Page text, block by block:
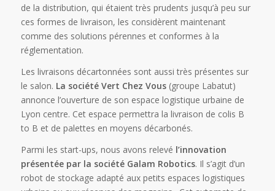
de la distribution, qui étaient très prudents jusqu’à peu sur
ces formes de livraison, les considèrent maintenant
comme des solutions pérennes et conformes à la
réglementation.
Les livraisons décartonnées sont aussi très présentes sur
le salon. La société Vert Chez Vous(groupe Labatut)
annonce l’ouverture de son espace logistique urbaine de
Lyon centre. Cet espace permettra la livraison de colis B
to B et de palettes en moyens décarbonés.
Parmi les start-ups, nous avons relevé l’innovation
présentée par la société Galam Robotics. Il s’agit d’un
robot de stockage adapté aux petits espaces logistiques